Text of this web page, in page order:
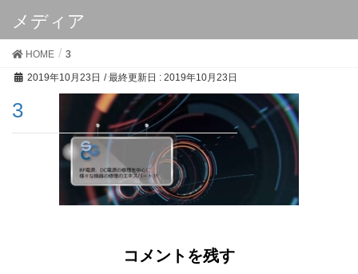
メディア
HOME 3
2019年10月23日 / 最終更新日 : 2019年10月23日
3
コメントを残す